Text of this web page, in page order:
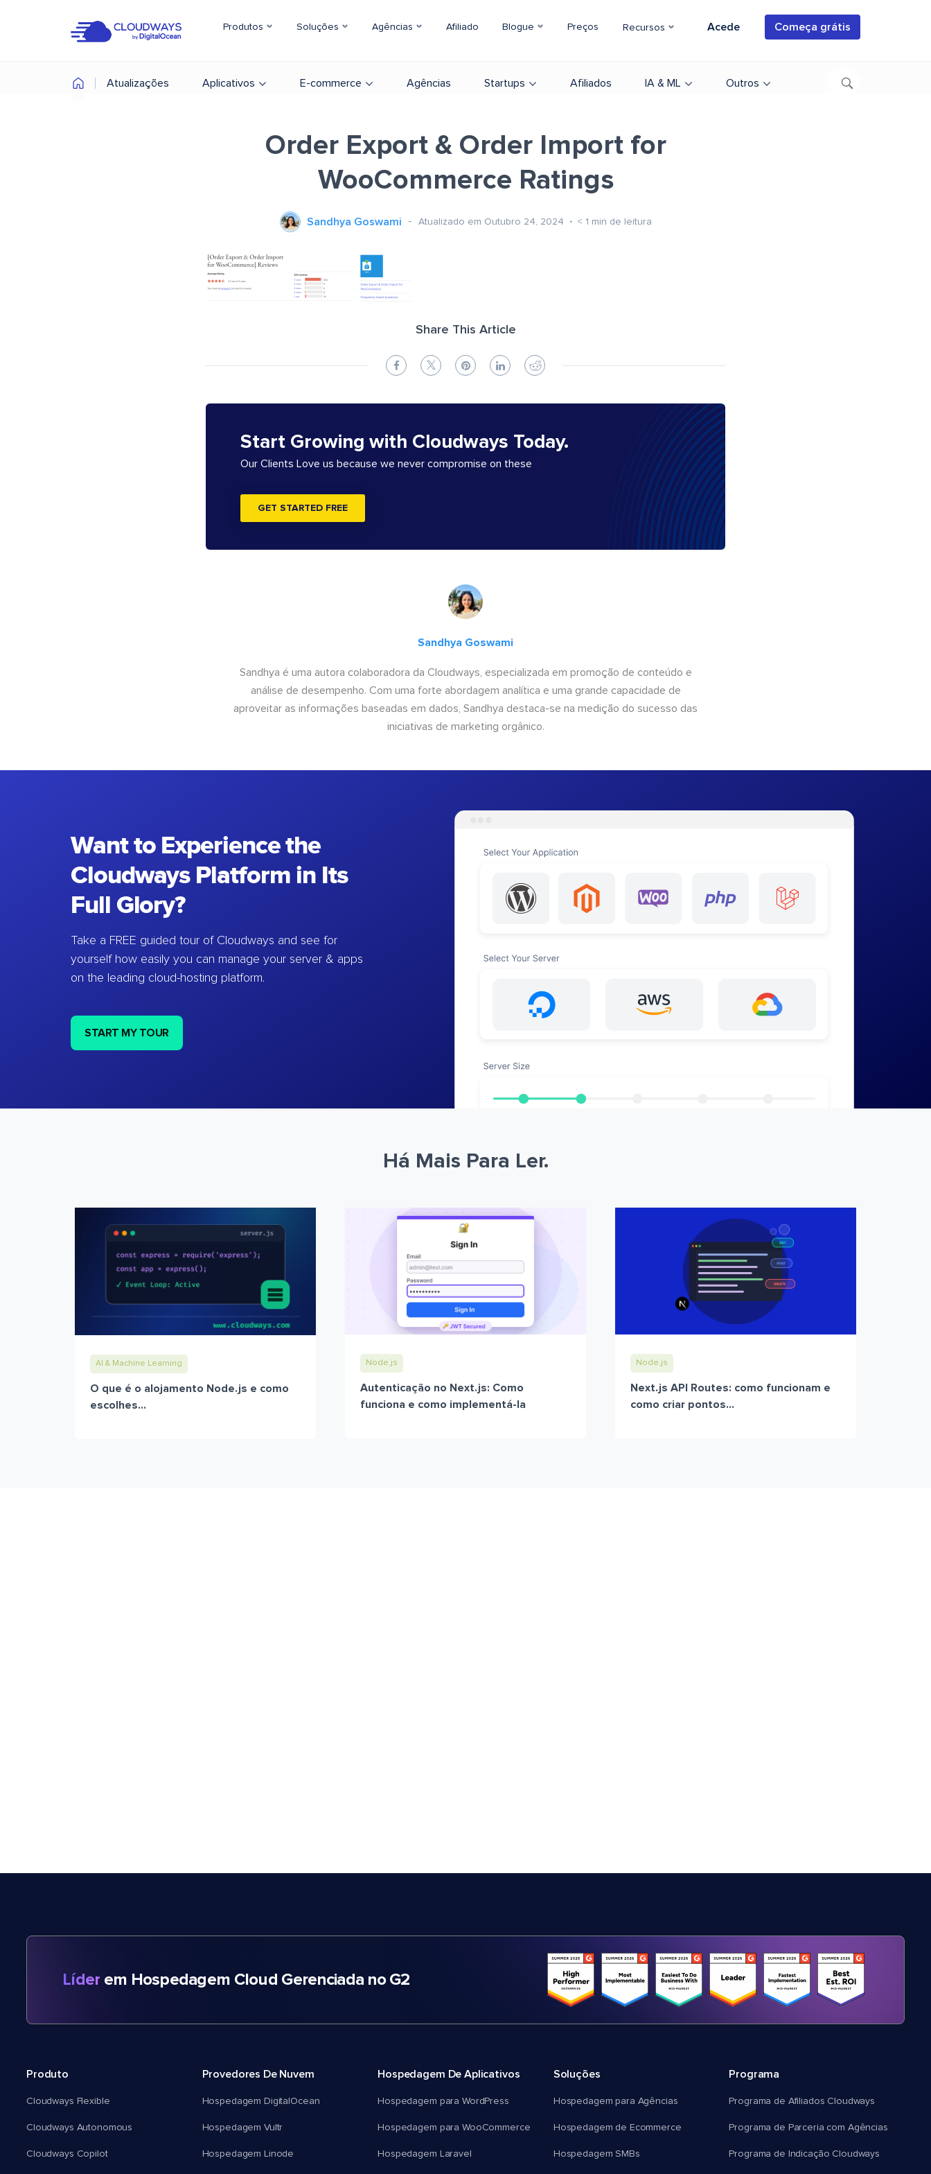
Produtos Soluções Agências Afiliado Blogue Preços Recursos Acede Começa grátis
Atualizações Aplicativos E-commerce Agências Startups Afiliados IA & ML Outros
Order Export & Order Import for
WooCommerce Ratings
Sandhya Goswami Atualizado em Outubro 24, 2024 < 1 min de leitura
Share This Article
Start Growing with Cloudways Today.
Our Clients Love us because we never compromise on these
GET STARTED FREE
Sandhya Goswami
Sandhya é uma autora colaboradora da Cloudways, especializada em promoção de conteúdo e
análise de desempenho. Com uma forte abordagem analítica e uma grande capacidade de
aproveitar as informações baseadas em dados, Sandhya destaca-se na medição do sucesso das
iniciativas de marketing orgânico.
Want to Experience the
Cloudways Platform in Its
Full Glory?
Take a FREE guided tour of Cloudways and see for
yourself how easily you can manage your server & apps
on the leading cloud-hosting platform.
START MY TOUR
Há Mais Para Ler.
AI & Machine Learning
O que é o alojamento Node.js e como
escolhes...
Node.js
Autenticação no Next.js: Como
funciona e como implementá-la
Node.js
Next.js API Routes: como funcionam e
como criar pontos...
Líder em Hospedagem Cloud Gerenciada no G2
Produto
Cloudways Flexible
Cloudways Autonomous
Cloudways Copilot
Provedores De Nuvem
Hospedagem DigitalOcean
Hospedagem Vultr
Hospedagem Linode
Hospedagem De Aplicativos
Hospedagem para WordPress
Hospedagem para WooCommerce
Hospedagem Laravel
Soluções
Hospedagem para Agências
Hospedagem de Ecommerce
Hospedagem SMBs
Programa
Programa de Afiliados Cloudways
Programa de Parceria com Agências
Programa de Indicação Cloudways